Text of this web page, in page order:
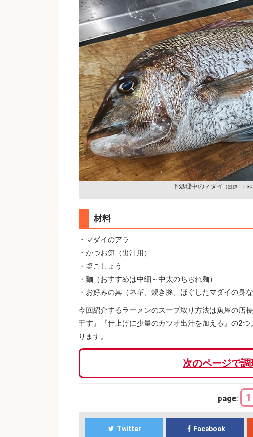
下処理中のマダイ （提供：
材料
・マダイのアラ
・かつお節（出汁用）
・塩こしょう
・麺（おすすめは中細～中太のちぢれ麺）
・お好みの具（ネギ、焼き豚、ほぐしたマダイの身な
今回紹介するラーメンのスープ取り方法は魚屋の店
干す』『仕上げに少量のカツオ出汁を加える』の2
ります。
次のページで
page: 1
Twitter Facebook